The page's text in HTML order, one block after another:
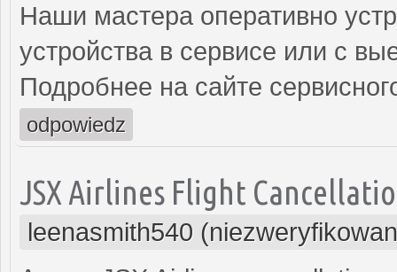
Наши мастера оперативно
устройства в сервисе или с
Подробнее на сайте
odpowiedz
JSX Airlines Flight
leenasmith540